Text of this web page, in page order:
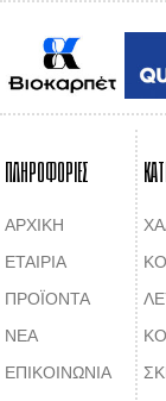
ΠΛΗΡΟΦΟΡΙΕΣ
ΑΡΧΙΚΗ
ΕΤΑΙΡΙΑ
ΠΡΟΪΟΝΤΑ
ΝΕΑ
ΕΠΙΚΟΙΝΩΝΙΑ